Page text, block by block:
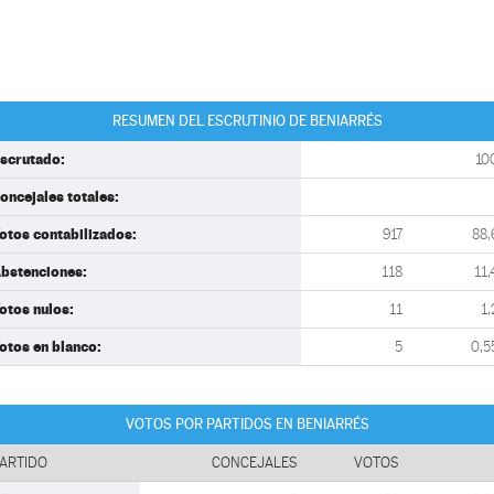
RESUMEN DEL ESCRUTINIO DE BENIARRÉS
totales:
contabilizados: 917
118
nulos: 11
en blanco: 5
VOTOS POR PARTIDOS EN BENIARRÉS
CONCEJALES VOTOS